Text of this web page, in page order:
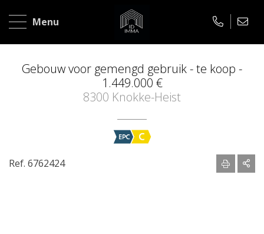
Menu
Home
Te
koop
ons
Gebouw voor gemengd gebruik - te koop -
1.449.000 €
8300 Knokke-Heist
Ref. 6762424